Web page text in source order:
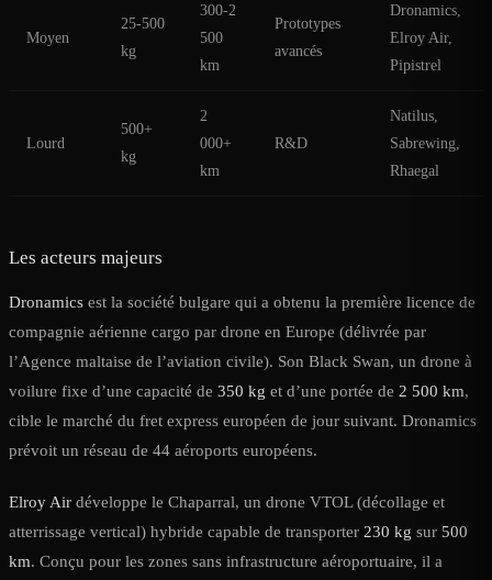
Moyen
25-500
kg
300-2
500
km
Prototypes
avancés
Dronamics,
Elroy Air,
Pipistrel
Lourd
500+
kg
2
000+
km
R&D
Natilus,
Sabrewing,
Rhaegal
Les acteurs majeurs
Dronamics est la société bulgare qui a obtenu la première licence de
compagnie aérienne cargo par drone en Europe (délivrée par
l’Agence maltaise de l’aviation civile). Son Black Swan, un drone à
voilure fixe d’une capacité de 350 kg et d’une portée de 2 500 km,
cible le marché du fret express européen de jour suivant. Dronamics
prévoit un réseau de 44 aéroports européens.
Elroy Air développe le Chaparral, un drone VTOL (décollage et
atterrissage vertical) hybride capable de transporter 230 kg sur 500
km. Conçu pour les zones sans infrastructure aéroportuaire, il a